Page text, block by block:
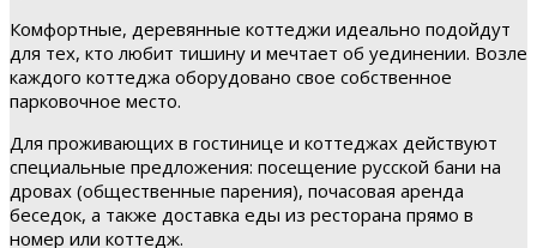
Комфортные, деревянные коттеджи идеально подойдут
для тех, кто любит тишину и мечтает об уединении. Возле
каждого коттеджа оборудовано свое собственное
парковочное место.
Для проживающих в гостинице и коттеджах действуют
специальные предложения: посещение русской бани на
дровах (общественные парения), почасовая аренда
беседок, а также доставка еды из ресторана прямо в
номер или коттедж.